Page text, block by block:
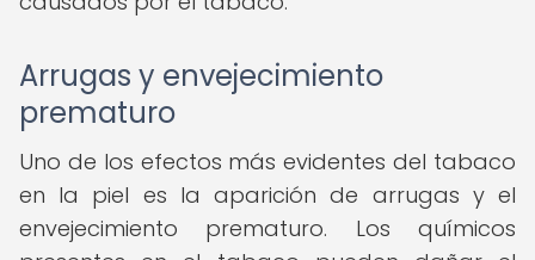
Arrugas y envejecimiento
prematuro
Uno de los efectos más evidentes del tabaco
en la piel es la aparición de arrugas y el
envejecimiento prematuro. Los químicos